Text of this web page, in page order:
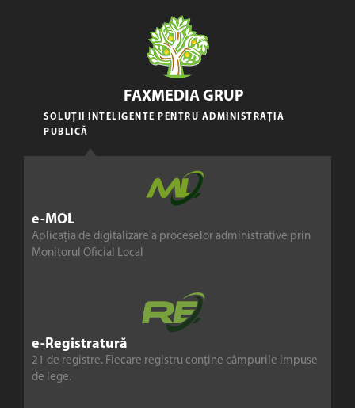
e-MOL
Aplicația de digitalizare a proceselor administrative prin
Monitorul Oficial Local
e-Registratură
21 de registre. Fiecare registru conține câmpurile impuse
de lege.
FAXMEDIA GRUP
SOLUȚII INTELIGENTE PENTRU ADMINISTRAȚIA
PUBLICĂ